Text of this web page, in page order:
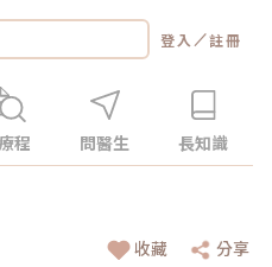
登入 ／註冊
程 問醫生 長知識
收藏 分享